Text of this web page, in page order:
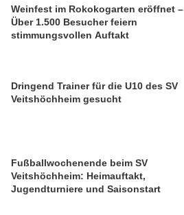
Weinfest im Rokokogarten eröffnet –
Über 1.500 Besucher feiern
stimmungsvollen Auftakt
Dringend Trainer für die U10 des SV
Veitshöchheim gesucht
Fußballwochenende beim SV
Veitshöchheim: Heimauftakt,
Jugendturniere und Saisonstart